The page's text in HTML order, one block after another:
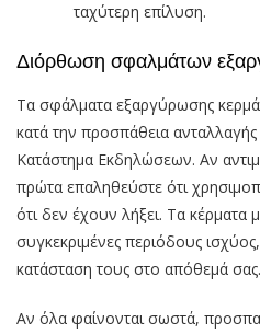
ταχύτερη επίλυση.
Διόρθωση σφαλμάτων
Τα σφάλματα εξαργύρωσης
κατά την προσπάθεια ανταλλαγής
Κατάστημα Εκδηλώσεων. Αν
πρώτα επαληθεύστε ότι
ότι δεν έχουν λήξει. Τα κέρματα
συγκεκριμένες περιόδους
κατάσταση τους στο απόθεμά σας.
Αν όλα φαίνονται σωστά,